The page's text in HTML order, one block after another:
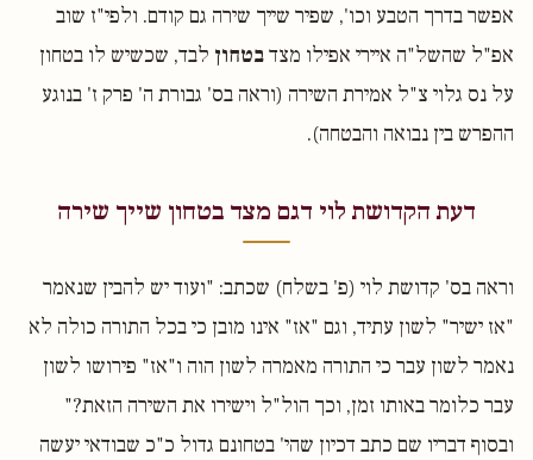
אפשר בדרך הטבע וכו', שפיר שייך שירה גם קודם. ולפי"ז שוב
אפ"ל שהשל"ה איירי אפילו מצדבטחון לבד, שכשיש לו בטחון
על נס גלוי צ"ל אמירת השירה (וראה בס' גבורת ה' פרק ז' בנוגע
ההפרש בין נבואה והבטחה).
דעת הקדושת לוי דגם מצד בטחון שייך שירה
וראה בס' קדושת לוי (פ' בשלח) שכתב: "ועוד יש להבין שנאמר
"אז ישיר" לשון עתיד, וגם "אז" אינו מובן כי בכל התורה כולה לא
נאמר לשון עבר כי התורה מאמרה לשון הוה ו"אז" פירושו לשון
עבר כלומר באותו זמן, וכך הול"ל וישירו את השירה הזאת?"
ובסוף דבריו שם כתב דכיון שהי' בטחונם גדול כ"כ שבודאי יעשה